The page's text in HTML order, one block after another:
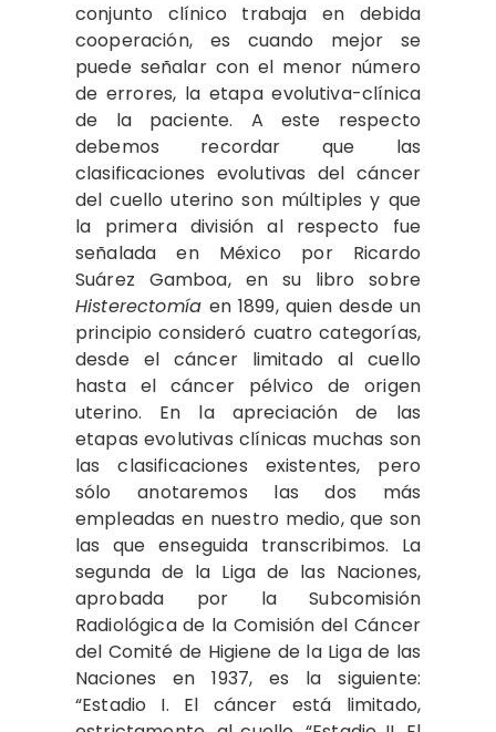
conjunto clínico trabaja en debida
cooperación, es cuando mejor se
puede señalar con el menor número
de errores, la etapa evolutiva-clínica
de la paciente. A este respecto
debemos recordar que las
clasificaciones evolutivas del cáncer
del cuello uterino son múltiples y que
la primera división al respecto fue
señalada en México por Ricardo
Suárez Gamboa, en su libro sobre
Histerectomía en 1899, quien desde un
principio consideró cuatro categorías,
desde el cáncer limitado al cuello
hasta el cáncer pélvico de origen
uterino. En la apreciación de las
etapas evolutivas clínicas muchas son
las clasificaciones existentes, pero
sólo anotaremos las dos más
empleadas en nuestro medio, que son
las que enseguida transcribimos. La
segunda de la Liga de las Naciones,
aprobada por la Subcomisión
Radiológica de la Comisión del Cáncer
del Comité de Higiene de la Liga de las
Naciones en 1937, es la siguiente:
“Estadio I. El cáncer está limitado,